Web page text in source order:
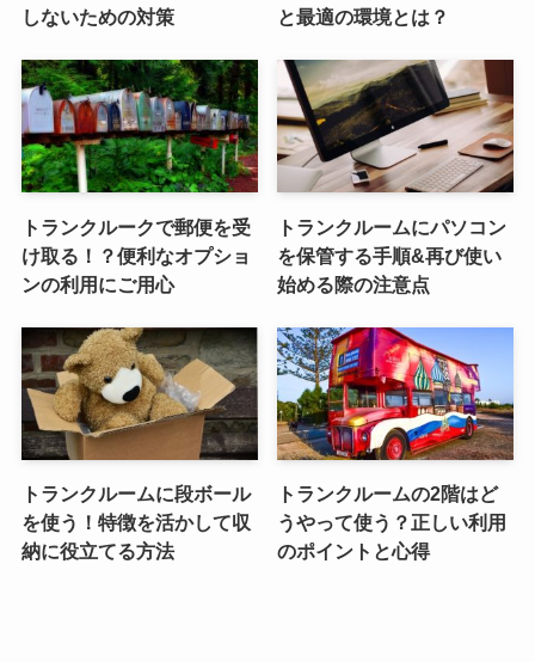
しないための対策
と最適の環境とは？
トランクルークで郵便を受
け取る！？便利なオプショ
ンの利用にご用心
トランクルームにパソコン
を保管する手順&再び使い
始める際の注意点
トランクルームに段ボール
を使う！特徴を活かして収
納に役立てる方法
トランクルームの2階はど
うやって使う？正しい利用
のポイントと心得